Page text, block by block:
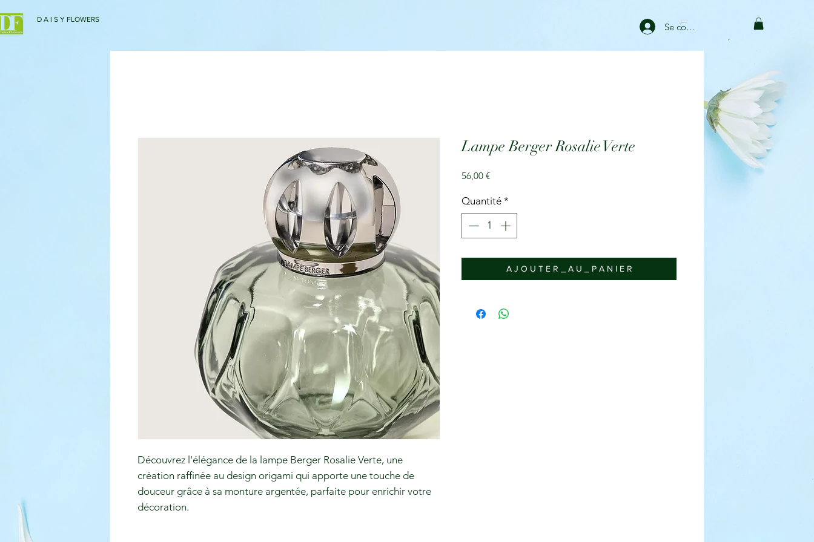
D A I S Y FLOWERS
Se connecter
Découvrez l'élégance de la lampe Berger Rosalie Verte, une
création raffinée au design origami qui apporte une touche de
douceur grâce à sa monture argentée, parfaite pour enrichir votre
décoration.
Lampe Berger Rosalie Verte
56,00 €Prix
Quantité *
A J O U T E R _ A U _ P A N I E R